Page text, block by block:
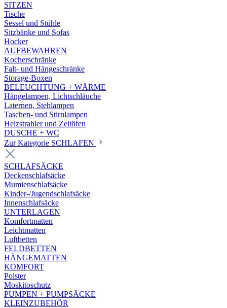
SITZEN
Tische
Sessel und Stühle
Sitzbänke und Sofas
Hocker
AUFBEWAHREN
Kocherschränke
Falt- und Hängeschränke
Storage-Boxen
BELEUCHTUNG + WÄRME
Hängelampen, Lichtschläuche
Laternen, Stehlampen
Taschen- und Stirnlampen
Heizstrahler und Zeltöfen
DUSCHE + WC
Zur Kategorie SCHLAFEN
SCHLAFSÄCKE
Deckenschlafsäcke
Mumienschlafsäcke
Kinder-/Jugendschlafsäcke
Innenschlafsäcke
UNTERLAGEN
Komfortmatten
Leichtmatten
Luftbetten
FELDBETTEN
HÄNGEMATTEN
KOMFORT
Polster
Moskitoschutz
PUMPEN + PUMPSÄCKE
KLEINZUBEHÖR